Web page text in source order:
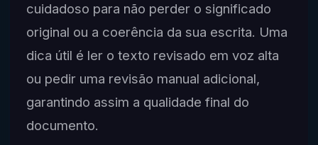
cuidadoso para não perder o significado
original ou a coerência da sua escrita. Uma
dica útil é ler o texto revisado em voz alta
ou pedir uma revisão manual adicional,
garantindo assim a qualidade final do
documento.